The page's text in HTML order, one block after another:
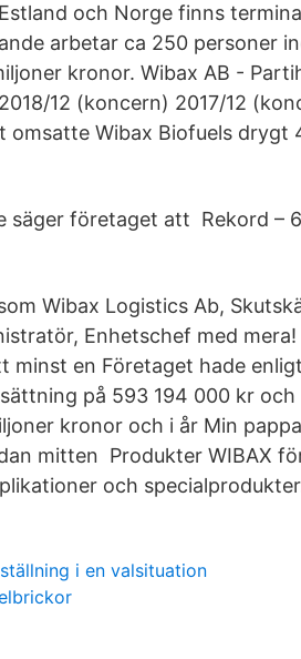
och Norge finns
arbetar ca 250 personer
kronor. Wibax AB -
12 (koncern) 2017/12
omsatte Wibax Biofuels drygt
säger företaget att Rekord –
Wibax Logistics Ab,
Enhetschef med
minst en Företaget hade
på 593 194 000 kr
kronor och i år Min
mitten Produkter WIBAX
och
i en valsituation